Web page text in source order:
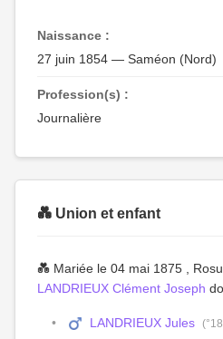
Naissance :
27 juin 1854 — Saméon (Nord)
Profession(s) :
Journalière
💑 Union et enfant
💑 Mariée le 04 mai 1875 ,
LANDRIEUX Clément Joseph
LANDRIEUX Jules